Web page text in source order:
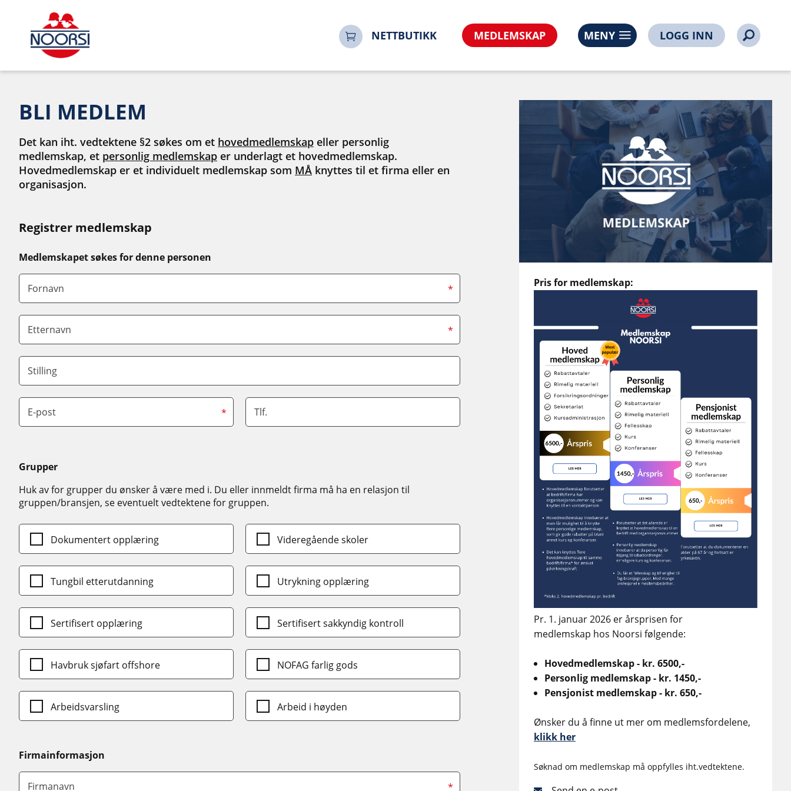
NETTBUTIKK MEDLEMSKAP MENY LOGG INN
BLI MEDLEM
Det kan iht. vedtektene §2 søkes om et hovedmedlemskap eller personlig
medlemskap, et personlig medlemskap er underlagt et hovedmedlemskap.
Hovedmedlemskap er et individuelt medlemskap som MÅ knyttes til et firma eller en
organisasjon.
Registrer medlemskap
Medlemskapet søkes for denne personen
Fornavn *
Etternavn *
Stilling
E-post * Tlf.
Grupper
Huk av for grupper du ønsker å være med i. Du eller innmeldt firma må ha en relasjon til
gruppen/bransjen, se eventuelt vedtektene for gruppen.
Dokumentert opplæring Videregående skoler
Tungbil etterutdanning Utrykning opplæring
Sertifisert opplæring Sertifisert sakkyndig kontroll
Havbruk sjøfart offshore NOFAG farlig gods
Arbeidsvarsling Arbeid i høyden
Firmainformasjon
Firmanavn *
Pris for medlemskap:
Pr. 1. januar 2026 er årsprisen for
medlemskap hos Noorsi følgende:
Hovedmedlemskap - kr. 6500,-
Personlig medlemskap - kr. 1450,-
Pensjonist medlemskap - kr. 650,-
Ønsker du å finne ut mer om medlemsfordelene,
klikk her
Søknad om medlemskap må oppfylles iht.vedtektene.